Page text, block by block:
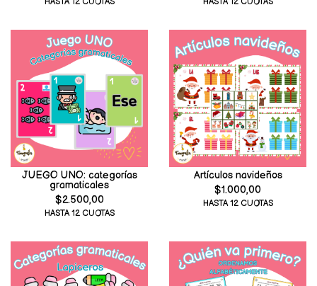
JUEGO UNO: categorías
gramaticales
$2.500,00
HASTA 12 CUOTAS
Artículos navideños
$1.000,00
HASTA 12 CUOTAS